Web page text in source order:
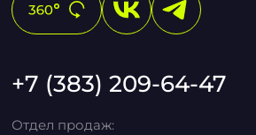
+7 (383) 209-64-47
Отдел продаж: